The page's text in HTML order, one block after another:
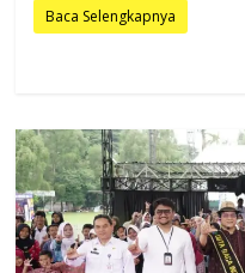
Baca Selengkapnya